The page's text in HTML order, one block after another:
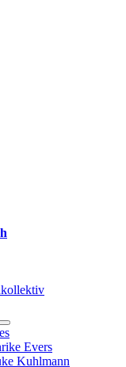
Evers
Kuhlmann